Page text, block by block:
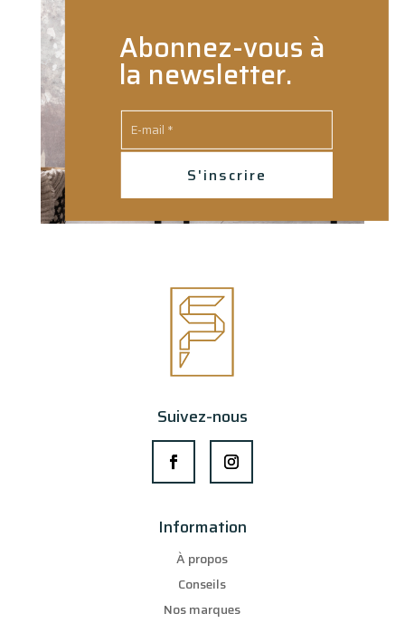
Abonnez-vous à
la newsletter.
S'inscrire
Suivez-nous
Information
À propos
Conseils
Nos marques